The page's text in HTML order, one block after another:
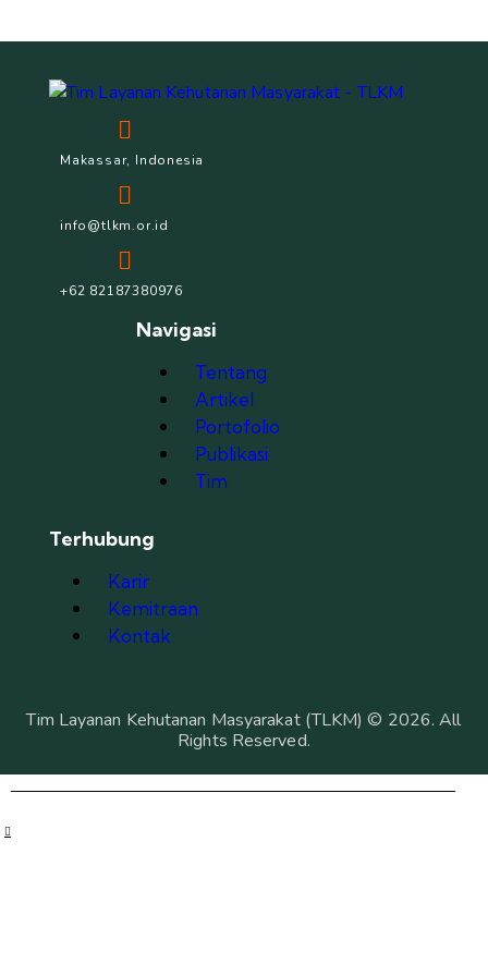
Makassar, Indonesia
info@tlkm.or.id
+62 82187380976
Navigasi
Tentang
Artikel
Portofolio
Publikasi
Tim
Terhubung
Karir
Kemitraan
Kontak
Tim Layanan Kehutanan Masyarakat (TLKM) © 2026. All
Rights Reserved.